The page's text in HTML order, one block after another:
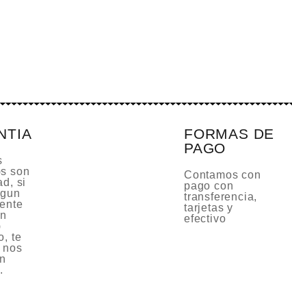
son
si
te
nos
FORMAS DE
PAGO
Contamos con
pago con
transferencia,
tarjetas y
efectivo